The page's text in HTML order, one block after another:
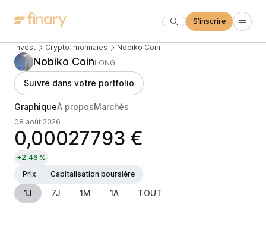
S'inscrire
Invest Crypto-monnaies Nobiko Coin
Nobiko CoinLONG
Suivre dans votre portfolio
GraphiqueÀ proposMarchés
08 août 2026
0,00027793 €
+2,46 %
Prix
Capitalisation boursière
1J 7J 1M 1A TOUT